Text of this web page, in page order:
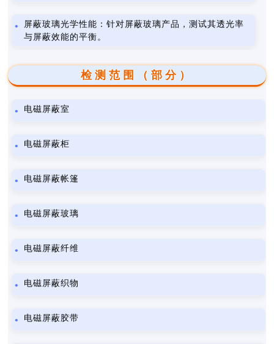
屏蔽玻璃光学性能：针对屏蔽玻璃产品，测试其透光率
与屏蔽效能的平衡。
检测范围（部分）
电磁屏蔽室
电磁屏蔽柜
电磁屏蔽帐篷
电磁屏蔽玻璃
电磁屏蔽纤维
电磁屏蔽织物
电磁屏蔽胶带